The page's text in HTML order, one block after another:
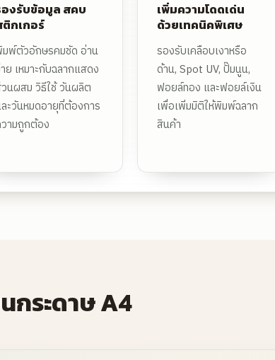
องรับข้อมูล สคบ
กเกอร์
พ์ตัวอักษรคมชัด อ่าน
ย เหมาะกับฉลากแสดง
นผสม วิธีใช้ วันผลิต
ะวันหมดอายุที่ต้องการ
ามถูกต้อง
เพิ่มความโดดเด่น
ด้วยเทคนิคพิเศษ
รองรับเคลือบเงาหรือ
ด้าน, Spot UV, ปั๊มนูน,
ฟอยล์ทอง และฟอยล์เงิน
เพื่อเพิ่มมิติให้พิมพ์ฉลาก
สินค้า
กระดาษ A4